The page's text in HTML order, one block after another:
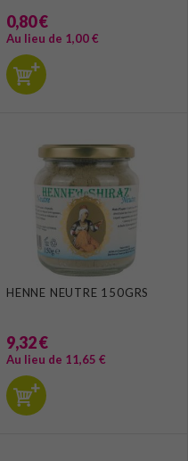
0,80 €
Au lieu de 1,00 €
HENNE NEUTRE 150GRS
9,32 €
Au lieu de 11,65 €